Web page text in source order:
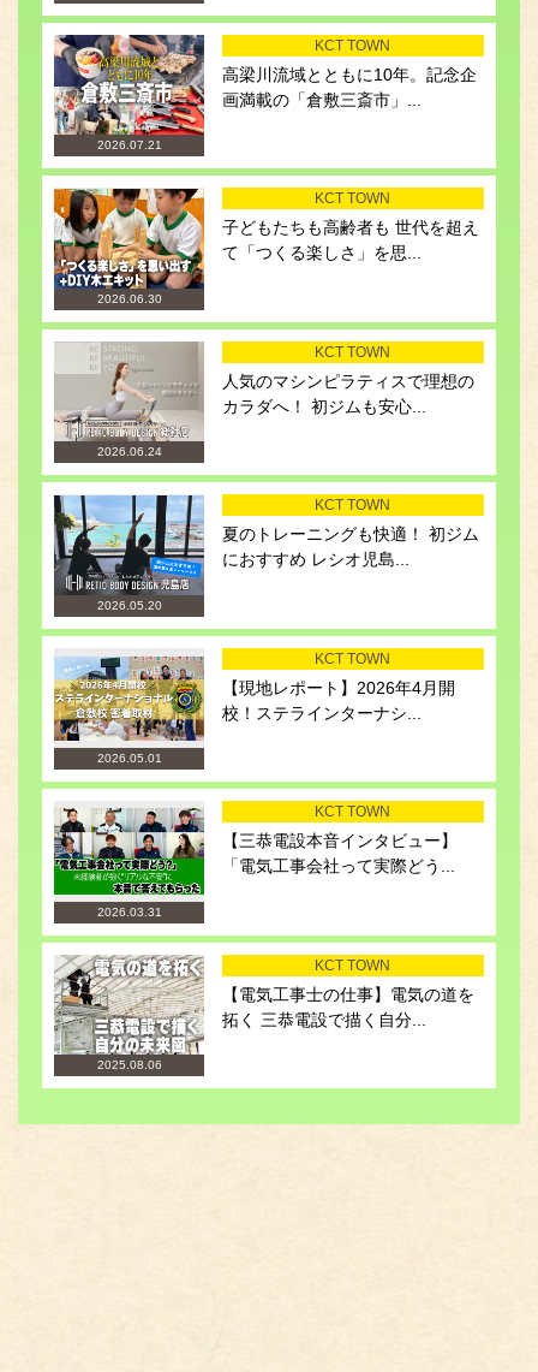
2026.07.21
KCT TOWN
高梁川流域とともに10年。記念企
画満載の「倉敷三斎市」...
2026.06.30
KCT TOWN
子どもたちも高齢者も 世代を超え
て「つくる楽しさ」を思...
2026.06.24
KCT TOWN
人気のマシンピラティスで理想の
カラダへ！ 初ジムも安心...
2026.05.20
KCT TOWN
夏のトレーニングも快適！ 初ジム
におすすめ レシオ児島...
2026.05.01
KCT TOWN
【現地レポート】2026年4月開
校！ステラインターナシ...
2026.03.31
KCT TOWN
【三恭電設本音インタビュー】
「電気工事会社って実際どう...
2025.08.06
KCT TOWN
【電気工事士の仕事】電気の道を
拓く 三恭電設で描く自分...